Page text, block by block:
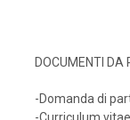
DOCUMENTI DA
-Domanda di